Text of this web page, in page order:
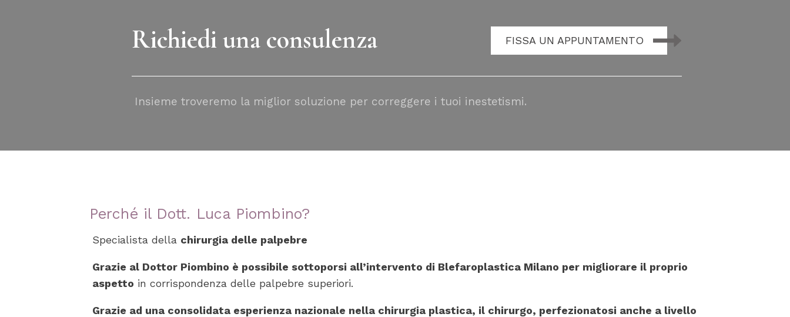
Richiedi una consulenza FISSA UN APPUNTAMENTO
Insieme troveremo la miglior soluzione per correggere i tuoi inestetismi.
Perché il Dott. Luca Piombino?
Specialista della chirurgia delle palpebre
Grazie al Dottor Piombino è possibile sottoporsi all’intervento di Blefaroplastica Milano per migliorare il proprio
aspetto in corrispondenza delle palpebre superiori.
Grazie ad una consolidata esperienza nazionale nella chirurgia plastica, il chirurgo, perfezionatosi anche a livello